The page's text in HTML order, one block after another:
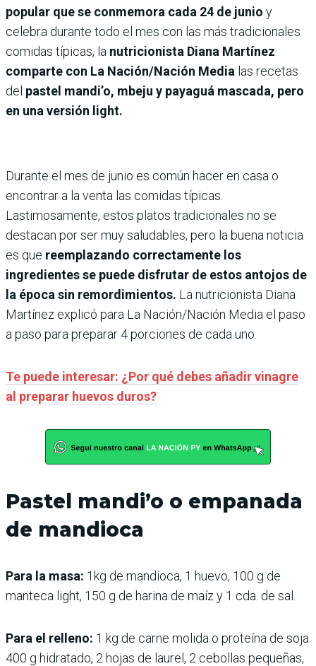
popular que se conmemora cada 24 de junio y
celebra durante todo el mes con las más tradicionales
comidas típicas, la nutricionista Diana Martínez
comparte con La Nación/Nación Media las recetas
del pastel mandi’o, mbeju y payaguá mascada, pero
en una versión light.
Durante el mes de junio es común hacer en casa o
encontrar a la venta las comidas típicas.
Lastimosamente, estos platos tradicionales no se
destacan por ser muy saludables, pero la buena noticia
es que reemplazando correctamente los
ingredientes se puede disfrutar de estos antojos de
la época sin remordimientos. La nutricionista Diana
Martínez explicó para La Nación/Nación Media el paso
a paso para preparar 4 porciones de cada uno.
Te puede interesar: ¿Por qué debes añadir vinagre
al preparar huevos duros?
Pastel mandi’o o empanada
de mandioca
Para la masa: 1kg de mandioca, 1 huevo, 100 g de
manteca light, 150 g de harina de maíz y 1 cda. de sal.
Para el relleno: 1 kg de carne molida o proteína de soja
400 g hidratado, 2 hojas de laurel, 2 cebollas pequeñas,